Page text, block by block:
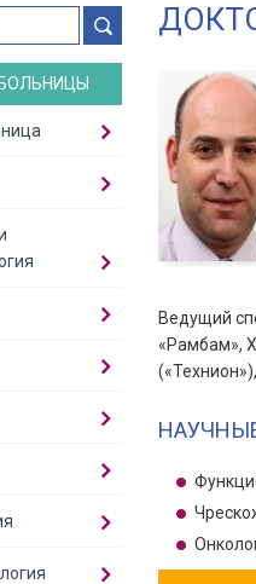
Ведущий
«Рамбам»,